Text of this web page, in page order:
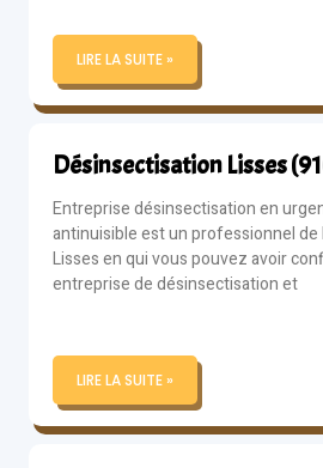
LIRE LA SUITE »
Désinsectisation Lisses
Entreprise désinsectisation en
antinuisible est un professionnel de
Lisses en qui vous pouvez avoir
entreprise de désinsectisation et
LIRE LA SUITE »